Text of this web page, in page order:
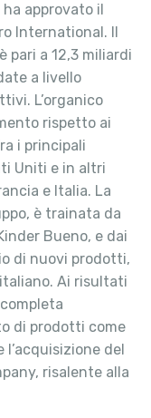
approvato il
International. Il
pari a 12,3 miliardi
a livello
L’organico
rispetto ai
i principali
Uniti e in altri
e Italia. La
è trainata da
Bueno, e dai
di nuovi prodotti,
Ai risultati
di prodotti come
del
risalente alla